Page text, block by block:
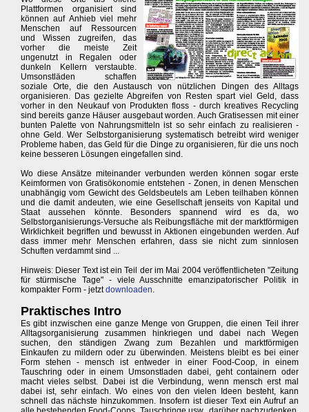
Plattformen organisiert sind
können auf Anhieb viel mehr
Menschen auf Ressourcen
und Wissen zugreifen, das
vorher die meiste Zeit
ungenutzt in Regalen oder
dunkeln Kellern verstaubte.
Umsonstläden schaffen
soziale Orte, die den Austausch von nützlichen Dingen des Alltags
organisieren. Das gezielte Abgreifen von Resten spart viel Geld, dass
vorher in den Neukauf von Produkten floss - durch kreatives Recycling
sind bereits ganze Häuser ausgebaut worden. Auch Gratisessen mit einer
bunten Palette von Nahrungsmitteln ist so sehr einfach zu realisieren -
ohne Geld. Wer Selbstorganisierung systematisch betreibt wird weniger
Probleme haben, das Geld für die Dinge zu organisieren, für die uns noch
keine besseren Lösungen eingefallen sind.
Wo diese Ansätze miteinander verbunden werden können sogar erste
Keimformen von Gratisökonomie entstehen - Zonen, in denen Menschen
unabhängig vom Gewicht des Geldsbeutels am Leben teilhaben können
und die damit andeuten, wie eine Gesellschaft jenseits von Kapital und
Staat aussehen könnte. Besonders spannend wird es da, wo
Selbstorganisierungs-Versuche als Reibungsfläche mit der marktförmigen
Wirklichkeit begriffen und bewusst in Aktionen eingebunden werden. Auf
dass immer mehr Menschen erfahren, dass sie nicht zum sinnlosen
Schuften verdammt sind ...
Hinweis: Dieser Text ist ein Teil der im Mai 2004 veröffentlicheten "Zeitung
für stürmische Tage" - viele Ausschnitte emanzipatorischer Politik in
kompakter Form - jetztdownloaden.
Praktisches Intro
Es gibt inzwischen eine ganze Menge von Gruppen, die einen Teil ihrer
Alltagsorganisierung zusammen hinkriegen und dabei nach Wegen
suchen, den ständigen Zwang zum Bezahlen und marktförmigen
Einkaufen zu mildern oder zu überwinden. Meistens bleibt es bei einer
Form stehen - mensch ist entweder in einer Food-Coop, in einem
Tauschring oder in einem Umsonstladen dabei, geht containern oder
macht vieles selbst. Dabei ist die Verbindung, wenn mensch erst mal
dabei ist, sehr einfach. Wo eines von den vielen Ideen besteht, kann
schnell das nächste hinzukommen. Insofern ist dieser Text ein Aufruf an